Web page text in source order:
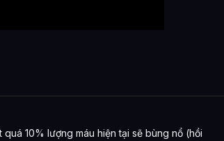
10% lượng máu hiện tại sẽ bùng nổ (hồi